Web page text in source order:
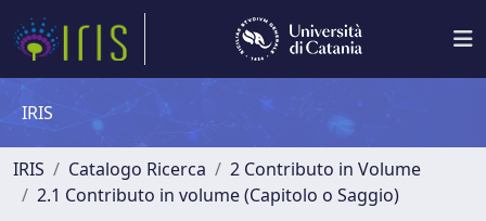
IRIS
IRIS Catalogo Ricerca
2 Contributo in Volume
2.1 Contributo in volume (Capitolo o Saggio)